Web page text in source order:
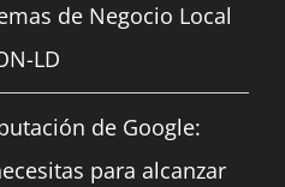
de Negocio Local
LD
de Google:
para alcanzar